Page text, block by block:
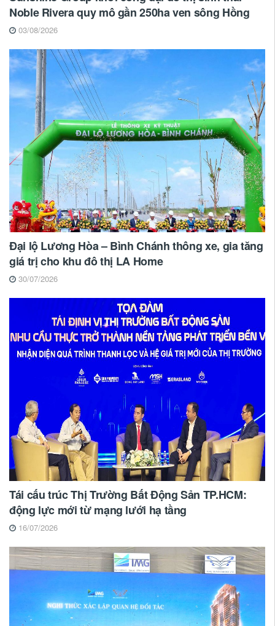
Noble Rivera quy mô gần 250ha ven sông Hồng
03/08/2026
Đại lộ Lương Hòa – Bình Chánh thông xe, gia tăng
giá trị cho khu đô thị LA Home
30/07/2026
Tái cấu trúc Thị Trường Bất Động Sản TP.HCM:
động lực mới từ mạng lưới hạ tầng
16/07/2026